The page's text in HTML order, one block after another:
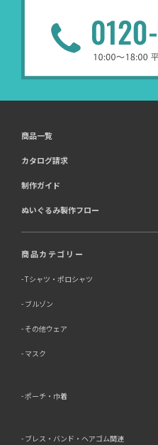
商品一覧
カタログ請求
制作ガイド
ぬいぐるみ製作フロー
商品カテゴリー
Tシャツ・ポロシャツ
ブルゾン
その他ウェア
マスク
ポーチ・巾着
ブレス・バンド・ヘアゴム関連